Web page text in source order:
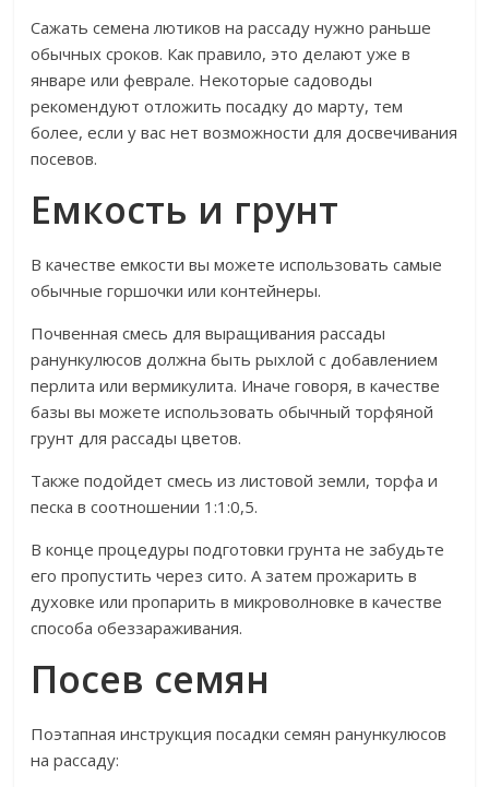
Сажать семена лютиков на рассаду нужно раньше
обычных сроков. Как правило, это делают уже в
январе или феврале. Некоторые садоводы
рекомендуют отложить посадку до марту, тем
более, если у вас нет возможности для досвечивания
посевов.
Емкость и грунт
В качестве емкости вы можете использовать самые
обычные горшочки или контейнеры.
Почвенная смесь для выращивания рассады
ранункулюсов должна быть рыхлой с добавлением
перлита или вермикулита. Иначе говоря, в качестве
базы вы можете использовать обычный торфяной
грунт для рассады цветов.
Также подойдет смесь из листовой земли, торфа и
песка в соотношении 1:1:0,5.
В конце процедуры подготовки грунта не забудьте
его пропустить через сито. А затем прожарить в
духовке или пропарить в микроволновке в качестве
способа обеззараживания.
Посев семян
Поэтапная инструкция посадки семян ранункулюсов
на рассаду: